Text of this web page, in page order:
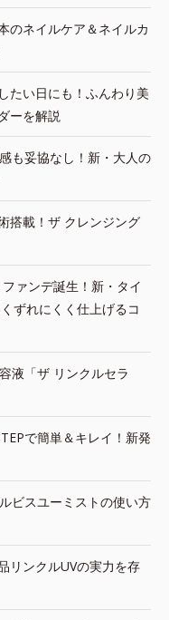
のネイルケア＆ネイルカ
たい日にも！ふんわり美
ーを解説
も妥協なし！新・大人の
搭載！ザ クレンジング
ァンデ誕生！新・タイ
ずれにくく仕上げるコ
液「ザ リンクルセラ
で簡単＆キレイ！新発
ビスユーミストの使い方
リンクルUVの実力を存